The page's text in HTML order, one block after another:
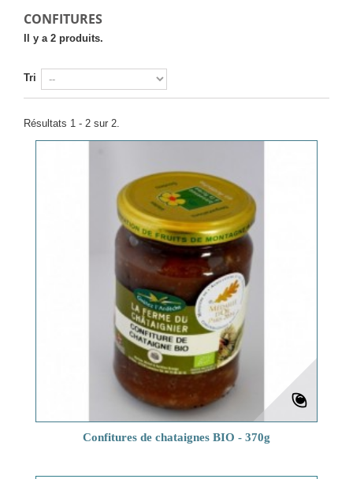
CONFITURES
Il y a 2 produits.
Tri
Résultats 1 - 2 sur 2.
Confitures de chataignes BIO - 370g